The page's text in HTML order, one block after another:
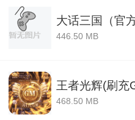
大话三国（官
446.50 MB
王者光辉(刷充
468.50 MB